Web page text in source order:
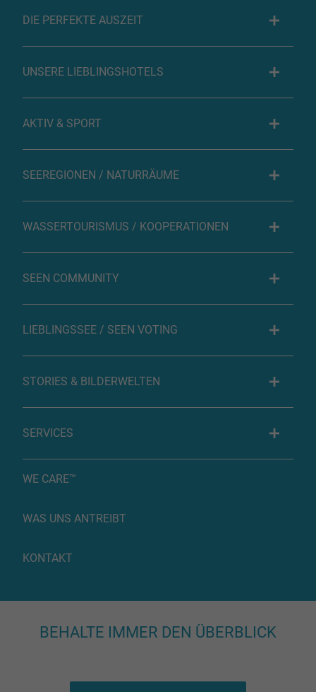
DIE PERFEKTE AUSZEIT
UNSERE LIEBLINGSHOTELS
AKTIV & SPORT
SEEREGIONEN / NATURRÄUME
WASSERTOURISMUS / KOOPERATIONEN
SEEN COMMUNITY
LIEBLINGSSEE / SEEN VOTING
STORIES & BILDERWELTEN
SERVICES
WE CARE™
WAS UNS ANTREIBT
KONTAKT
BEHALTE IMMER DEN ÜBERBLICK